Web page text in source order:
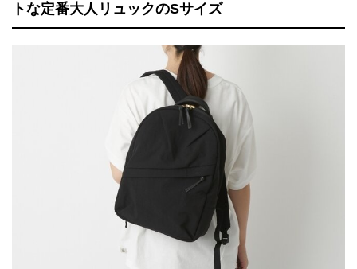
トな定番大人リュックのSサイズ